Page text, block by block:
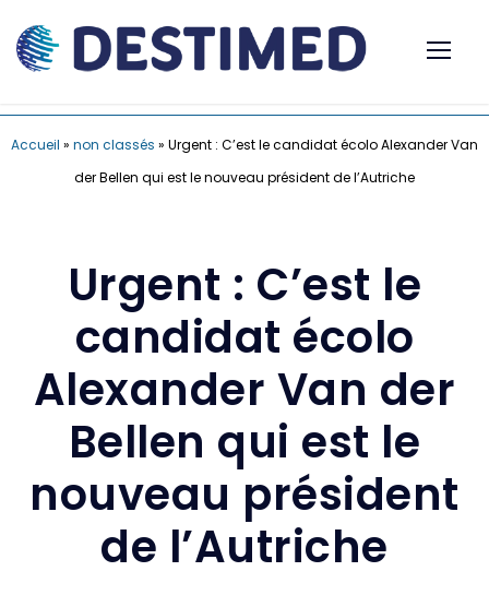
Accueil » non classés » Urgent : C’est le candidat écolo Alexander Van
der Bellen qui est le nouveau président de l’Autriche
Urgent : C’est le
candidat écolo
Alexander Van der
Bellen qui est le
nouveau président
de l’Autriche